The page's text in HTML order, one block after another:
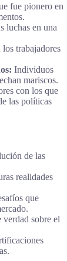
fue pionero en
luchas en una
trabajadores
Individuos
mariscos.
con los que
las políticas
de las
realidades
que
verdad sobre el